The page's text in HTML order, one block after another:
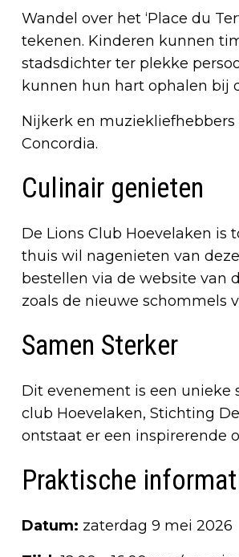
Wandel over het ‘Place du
tekenen. Kinderen kunnen
stadsdichter ter plekke
kunnen hun hart ophalen bij
Nijkerk en
Concordia.
Culinair genieten
De Lions Club Hoevelaken is
thuis wil nagenieten van
bestellen via de website van
zoals de nieuwe schommels
Samen Sterker
Dit evenement is een unieke
club Hoevelaken, Stichting
ontstaat er een inspirerende
Praktische
Datum: zaterdag 9 mei 2026